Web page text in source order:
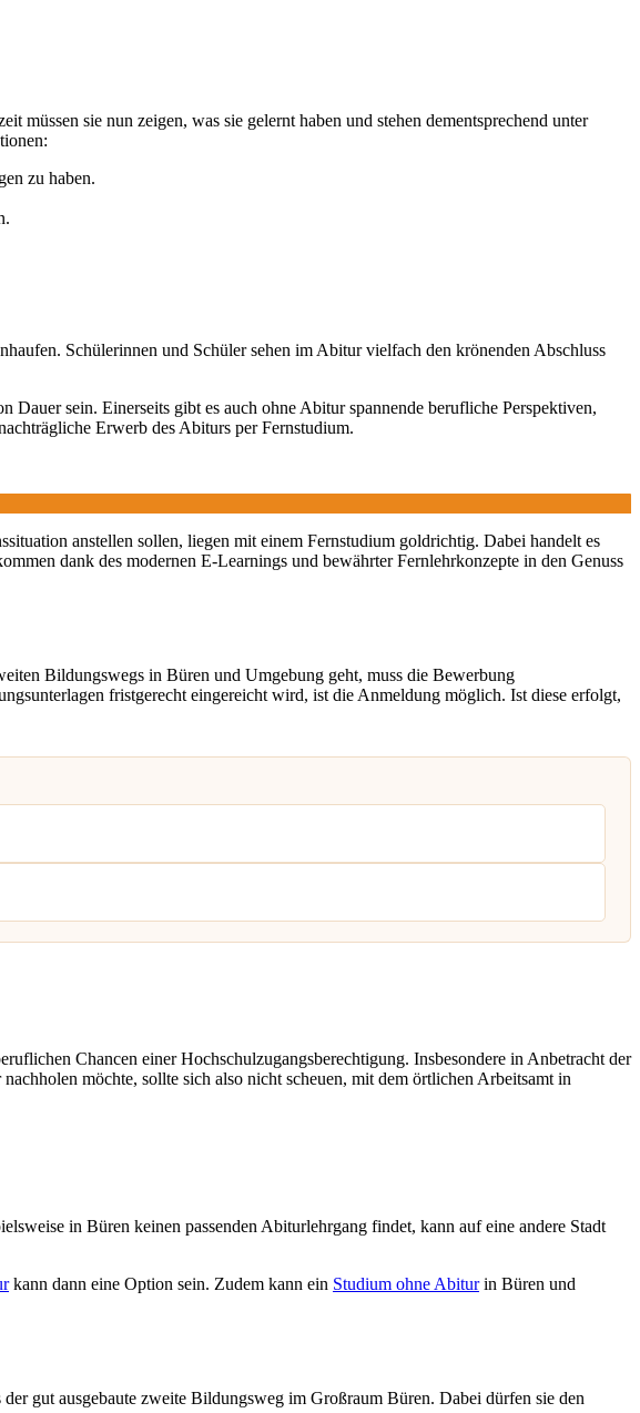
müssen sie nun zeigen, was sie gelernt haben und stehen dementsprechend unter
zu haben.
Schülerinnen und Schüler sehen im Abitur vielfach den krönenden Abschluss
sein. Einerseits gibt es auch ohne Abitur spannende berufliche Perspektiven,
Erwerb des Abiturs per Fernstudium.
anstellen sollen, liegen mit einem Fernstudium goldrichtig. Dabei handelt es
dank des modernen E-Learnings und bewährter Fernlehrkonzepte in den Genuss
Bildungswegs in Büren und Umgebung geht, muss die Bewerbung
fristgerecht eingereicht wird, ist die Anmeldung möglich. Ist diese erfolgt,
Chancen einer Hochschulzugangsberechtigung. Insbesondere in Anbetracht der
möchte, sollte sich also nicht scheuen, mit dem örtlichen Arbeitsamt in
in Büren keinen passenden Abiturlehrgang findet, kann auf eine andere Stadt
kann dann eine Option sein. Zudem kann ein Studium ohne Abiturin Büren und
gut ausgebaute zweite Bildungsweg im Großraum Büren. Dabei dürfen sie den